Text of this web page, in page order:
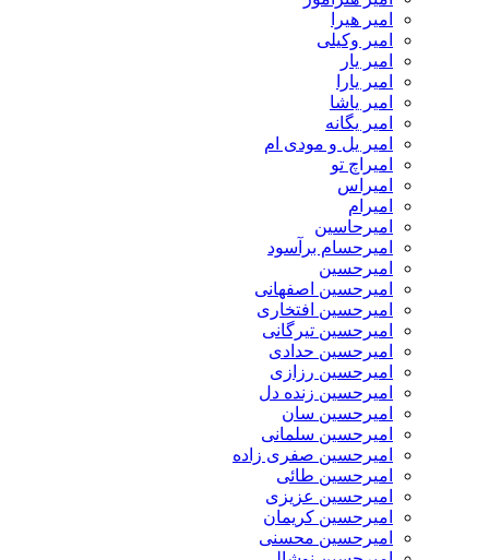
امیر هیرا
امیر وکیلی
امیر یار
امیر یارا
امیر یاشا
امیر یگانه
امیر یل و مودی ام
امیراچ تو
امیراس
امیرام
امیرحاسین
امیرحسام برآسود
امیرحسین
امیرحسین اصفهانی
امیرحسین افتخاری
امیرحسین تیرگانی
امیرحسین حدادی
امیرحسین رزازی
امیرحسین زنده دل
امیرحسین سان
امیرحسین سلمانی
امیرحسین صفری زاده
امیرحسین طائی
امیرحسین عزیزی
امیرحسین کریمان
امیرحسین محسنی